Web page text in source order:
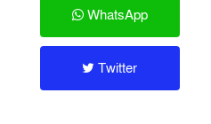
WhatsApp
Twitter